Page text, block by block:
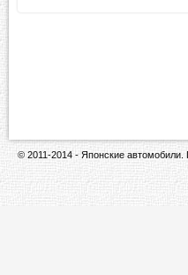
© 2011-2014 - Японские автомобили.